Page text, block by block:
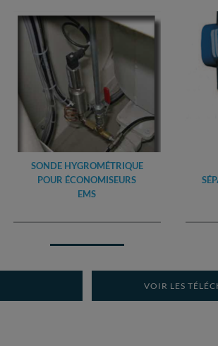
SONDE HYGROMÉTRIQUE
POUR ÉCONOMISEURS
EMS
VOIR LES